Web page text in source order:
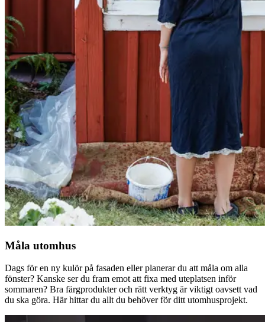
Måla utomhus
Dags för en ny kulör på fasaden eller planerar du att måla om alla
fönster? Kanske ser du fram emot att fixa med uteplatsen inför
sommaren? Bra färgprodukter och rätt verktyg är viktigt oavsett vad
du ska göra. Här hittar du allt du behöver för ditt utomhusprojekt.